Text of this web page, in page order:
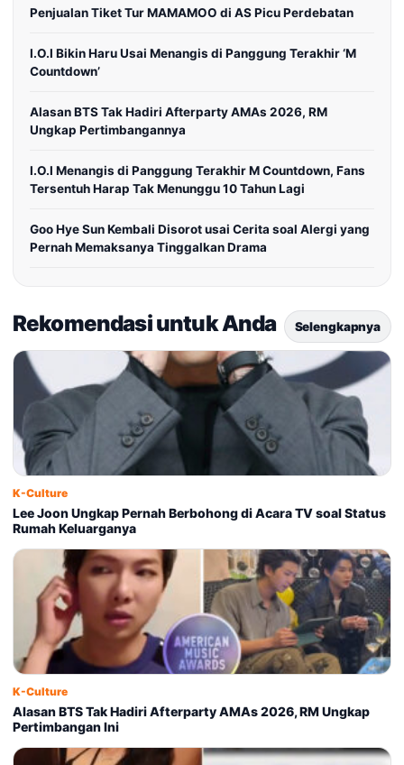
Penjualan Tiket Tur MAMAMOO di AS Picu Perdebatan
I.O.I Bikin Haru Usai Menangis di Panggung Terakhir ‘M
Countdown’
Alasan BTS Tak Hadiri Afterparty AMAs 2026, RM
Ungkap Pertimbangannya
I.O.I Menangis di Panggung Terakhir M Countdown, Fans
Tersentuh Harap Tak Menunggu 10 Tahun Lagi
Goo Hye Sun Kembali Disorot usai Cerita soal Alergi yang
Pernah Memaksanya Tinggalkan Drama
Rekomendasi untuk Anda Selengkapnya
K-Culture
Lee Joon Ungkap Pernah Berbohong di Acara TV soal Status
Rumah Keluarganya
K-Culture
Alasan BTS Tak Hadiri Afterparty AMAs 2026, RM Ungkap
Pertimbangan Ini